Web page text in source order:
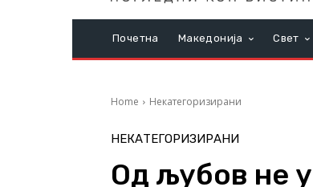
Почетна Македонија Свет
Home Некатегоризирани
НЕКАТЕГОРИЗИРАНИ
Од љубов не